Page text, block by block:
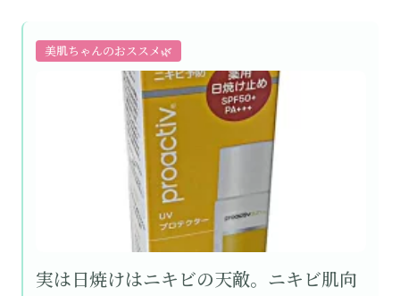
美肌ちゃんのおススメ🌿
実は日焼けはニキビの天敵。ニキビ肌向